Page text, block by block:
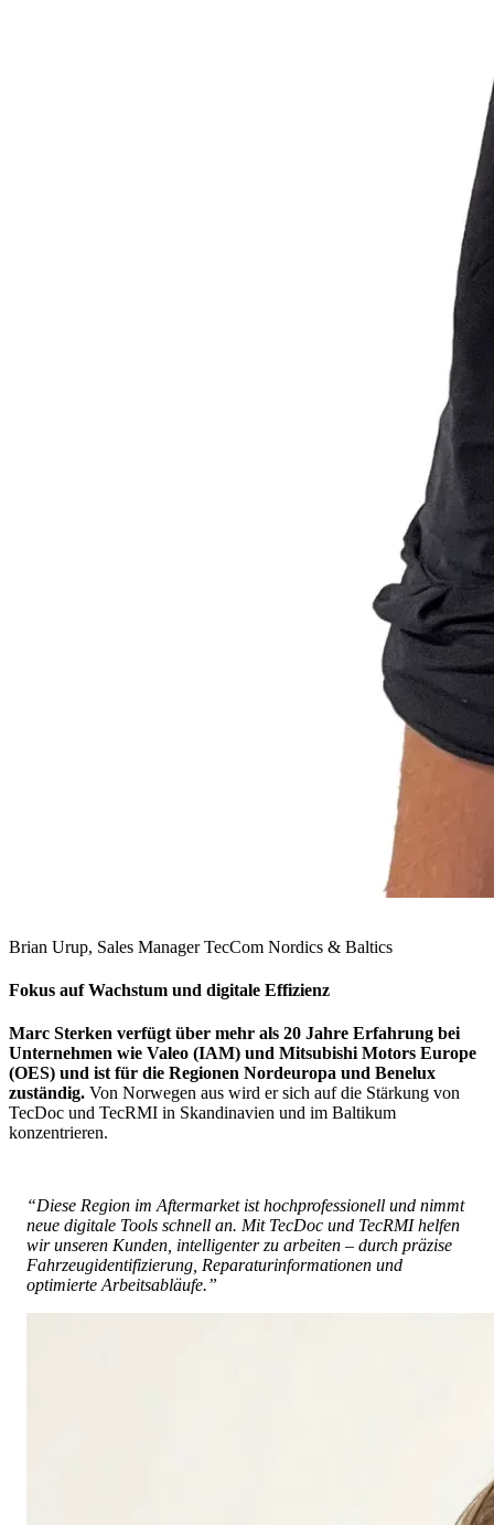
Brian Urup, Sales Manager TecCom Nordics & Baltics
Fokus auf Wachstum und digitale Effizienz
Marc Sterken verfügt über mehr als 20 Jahre Erfahrung bei
Unternehmen wie Valeo (IAM) und Mitsubishi Motors Europe
(OES) und ist für die Regionen Nordeuropa und Benelux
zuständig. Von Norwegen aus wird er sich auf die Stärkung von
TecDoc und TecRMI in Skandinavien und im Baltikum
konzentrieren.
“Diese Region im Aftermarket ist hochprofessionell und nimmt
neue digitale Tools schnell an. Mit TecDoc und TecRMI helfen
wir unseren Kunden, intelligenter zu arbeiten – durch präzise
Fahrzeugidentifizierung, Reparaturinformationen und
optimierte Arbeitsabläufe.”